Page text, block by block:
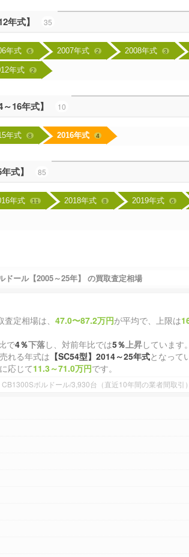
年式】 35
年式 6 2007年式 2 2008年式 3
年式 2
16年式】 10
年式 8 2016年式 4
式】 85
年式 11 2018年式 8 2019年式 6
ドール【2005～25年】 の買取査定相場
査定相場は、47.0〜87.2万円が平均で、上限は
で4％下落し、対前年比では5％上昇しています。
れる年式は 【SC54型】2014～25年式となって
応じて11.3～71.0万円です。
CB1300Sボルドール/3,930台（直近10年間の業者間取引